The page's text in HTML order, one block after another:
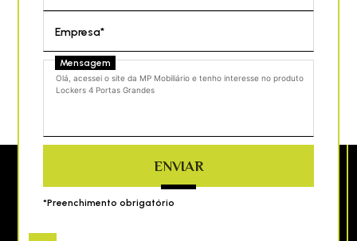
Empresa*
Mensagem
ENVIAR
*Preenchimento obrigatório